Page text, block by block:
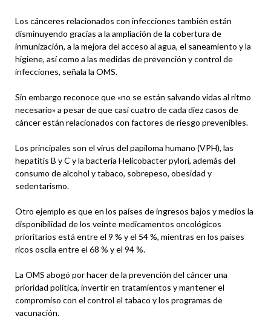
Los cánceres relacionados con infecciones también están
disminuyendo gracias a la ampliación de la cobertura de
inmunización, a la mejora del acceso al agua, el saneamiento y la
higiene, así como a las medidas de prevención y control de
infecciones, señala la OMS.
Sin embargo reconoce que «no se están salvando vidas al ritmo
necesario» a pesar de que casi cuatro de cada diez casos de
cáncer están relacionados con factores de riesgo prevenibles.
Los principales son el virus del papiloma humano (VPH), las
hepatitis B y C y la bacteria Helicobacter pylori, además del
consumo de alcohol y tabaco, sobrepeso, obesidad y
sedentarismo.
Otro ejemplo es que en los países de ingresos bajos y medios la
disponibilidad de los veinte medicamentos oncológicos
prioritarios está entre el 9 % y el 54 %, mientras en los países
ricos oscila entre el 68 % y el 94 %.
La OMS abogó por hacer de la prevención del cáncer una
prioridad política, invertir en tratamientos y mantener el
compromiso con el control el tabaco y los programas de
vacunación.